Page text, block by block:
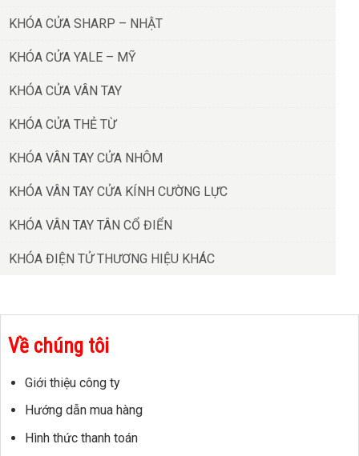
KHÓA CỬA SHARP – NHẬT
KHÓA CỬA YALE – MỸ
KHÓA CỬA VÂN TAY
KHÓA CỬA THẺ TỪ
KHÓA VÂN TAY CỬA NHÔM
KHÓA VÂN TAY CỬA KÍNH CƯỜNG LỰC
KHÓA VÂN TAY TÂN CỔ ĐIỂN
KHÓA ĐIỆN TỬ THƯƠNG HIỆU KHÁC
Về chúng tôi
Giới thiệu công ty
Hướng dẫn mua hàng
Hình thức thanh toán